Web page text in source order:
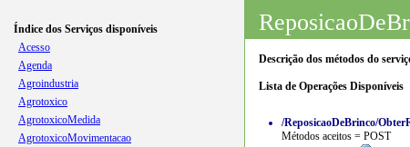
Índice dos Serviços disponíveis
Acesso
Agenda
Agroindustria
Agrotoxico
AgrotoxicoMedida
AgrotoxicoMovimentacao
Descrição dos métodos do
Lista de Operações Disponíveis
/ReposicaoDeBrinco/
Métodos aceitos = POST